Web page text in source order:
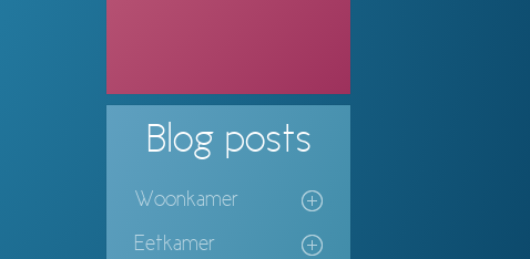
Blog posts
Woonkamer
Eetkamer